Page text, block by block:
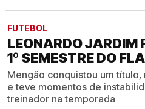
FUTEBOL
LEONARDO JARDIM
1º SEMESTRE DO
Mengão conquistou um título,
e teve momentos de
treinador na temporada